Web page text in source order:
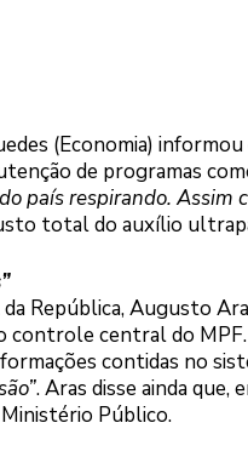
(Economia)
de programas
país respirando. Assim
total do auxílio
República, Augusto
controle central do
contidas no
. Aras disse ainda que,
Público.